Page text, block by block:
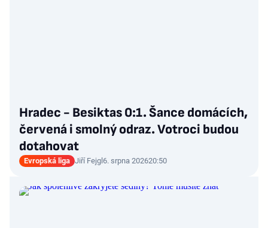
Hradec - Besiktas 0:1. Šance domácích,
červená i smolný odraz. Votroci budou
dotahovat
Evropská liga Jiří Fejgl 6. srpna 202620:50